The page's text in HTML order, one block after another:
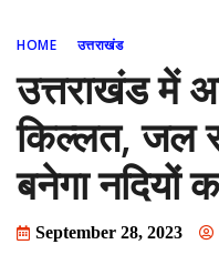
HOME उत्तराखंड
उत्तराखंड में
किल्लत, जल
बनेगा नदियों
September 28, 2023